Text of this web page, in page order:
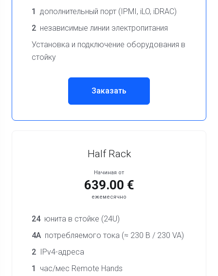
1 дополнительный порт (IPMI, iLO, iDRAC)
2 независимые линии электропитания
Установка и подключение оборудования в
стойку
Заказать
Half Rack
Начиная от
639.00 €
ежемесячно
24 юнита в стойке (24U)
4A потребляемого тока (≈ 230 В / 230 VA)
2 IPv4-адреса
1
час/мес Remote Hands